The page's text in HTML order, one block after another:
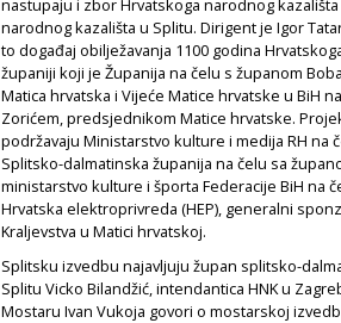
narodnog kazališta u Splitu. Dirigent je Igor
to događaj obilježavanja 1100 godina
županiji koji je Županija na čelu s županom
Matica hrvatska i Vijeće Matice hrvatske u BiH
Zorićem, predsjednikom Matice hrvatske.
podržavaju Ministarstvo kulture i medija RH na
Splitsko-dalmatinska županija na čelu sa
ministarstvo kulture i športa Federacije BiH na
Hrvatska elektroprivreda (HEP), generalni
Kraljevstva u Matici hrvatskoj.
Splitsku izvedbu najavljuju župan splitsko-
Splitu Vicko Bilandžić, intendantica HNK u
Mostaru Ivan Vukoja govori o mostarskoj